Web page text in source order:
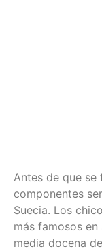
Antes de que
componentes
Suecia. Los
más famosos
media docena